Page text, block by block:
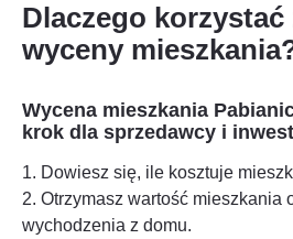
Dlaczego korzystać
wyceny
Wycena mieszkania
krok dla sprzedawcy i
1. Dowiesz się, ile kosztuje
2. Otrzymasz wartość mieszkania
wychodzenia z domu.